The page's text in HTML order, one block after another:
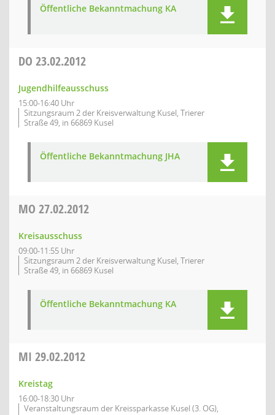
Öffentliche Bekanntmachung KA
DO 23.02.2012
Jugendhilfeausschuss
15:00-16:40 Uhr
Sitzungsraum 2 der Kreisverwaltung Kusel, Trierer
Straße 49, in 66869 Kusel
Öffentliche Bekanntmachung JHA
MO 27.02.2012
Kreisausschuss
09:00-11:55 Uhr
Sitzungsraum 2 der Kreisverwaltung Kusel, Trierer
Straße 49, in 66869 Kusel
Öffentliche Bekanntmachung KA
MI 29.02.2012
Kreistag
16:00-18:30 Uhr
Veranstaltungsraum der Kreissparkasse Kusel (3. OG),